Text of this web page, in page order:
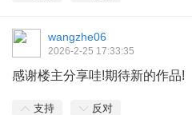
wangzhe06
2026-2-25 17:33:35
感谢楼主分享哇!期待新的作品!
支持 反对